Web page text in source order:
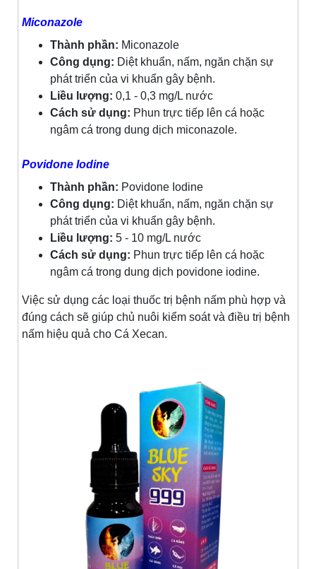
Miconazole
Thành phần: Miconazole
Công dụng: Diệt khuẩn, nấm, ngăn chặn sự
phát triển của vi khuẩn gây bệnh.
Liều lượng: 0,1 - 0,3 mg/L nước
Cách sử dụng: Phun trực tiếp lên cá hoặc
ngâm cá trong dung dịch miconazole.
Povidone Iodine
Thành phần: Povidone Iodine
Công dụng: Diệt khuẩn, nấm, ngăn chặn sự
phát triển của vi khuẩn gây bệnh.
Liều lượng: 5 - 10 mg/L nước
Cách sử dụng: Phun trực tiếp lên cá hoặc
ngâm cá trong dung dịch povidone iodine.
Việc sử dụng các loại thuốc trị bệnh nấm phù hợp và
đúng cách sẽ giúp chủ nuôi kiểm soát và điều trị bệnh
nấm hiệu quả cho Cá Xecan.